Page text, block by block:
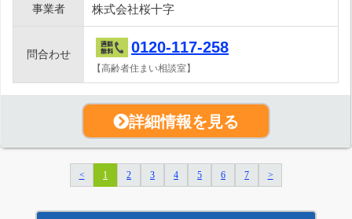
事業者 株式会社桜十字
問合わせ 0120-117-258
【高齢者住まい相談室】
詳細情報を見る
< 1 2 3 4 5 6 7 >